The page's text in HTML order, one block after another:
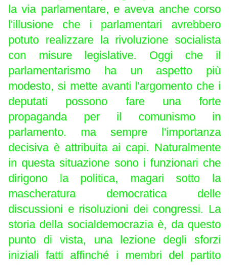
la via parlamentare, e aveva anche corso
l'illusione che i parlamentari avrebbero
potuto realizzare la rivoluzione socialista
con misure legislative. Oggi che il
parlamentarismo ha un aspetto più
modesto, si mette avanti l'argomento che i
deputati possono fare una forte
propaganda per il comunismo in
parlamento. ma sempre l'importanza
decisiva è attribuita ai capi. Naturalmente
in questa situazione sono i funzionari che
dirigono la politica, magari sotto la
mascheratura democratica delle
discussioni e risoluzioni dei congressi. La
storia della socialdemocrazia è, da questo
punto di vista, una lezione degli sforzi
iniziali fatti affinché i membri del partito